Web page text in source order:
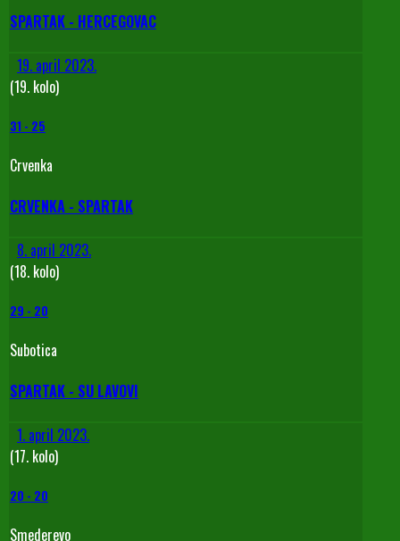
SPARTAK - HERCEGOVAC
19. april 2023.
(19. kolo)
31 - 25
Crvenka
CRVENKA - SPARTAK
8. april 2023.
(18. kolo)
29 - 20
Subotica
SPARTAK - SU LAVOVI
1. april 2023.
(17. kolo)
20 - 20
Smederevo